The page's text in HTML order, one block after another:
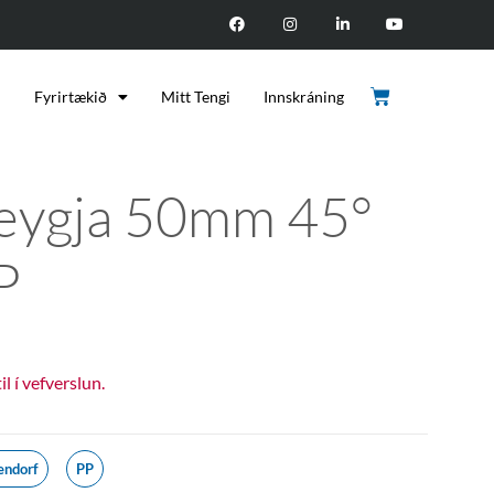
Fyrirtækið Mitt Tengi Innskráning
50mm 45°
í vefverslun.
PP